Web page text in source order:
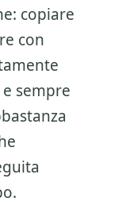
copiare
con
sempre